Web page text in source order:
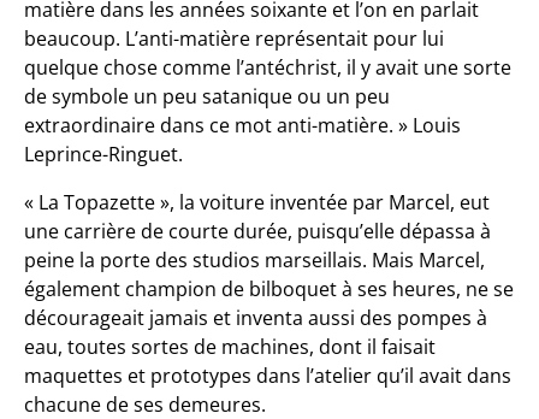
matière dans les années soixante et l’on en parlait
beaucoup. L’anti-matière représentait pour lui
quelque chose comme l’antéchrist, il y avait une sorte
de symbole un peu satanique ou un peu
extraordinaire dans ce mot anti-matière. » Louis
Leprince-Ringuet.
« La Topazette », la voiture inventée par Marcel, eut
une carrière de courte durée, puisqu’elle dépassa à
peine la porte des studios marseillais. Mais Marcel,
également champion de bilboquet à ses heures, ne se
décourageait jamais et inventa aussi des pompes à
eau, toutes sortes de machines, dont il faisait
maquettes et prototypes dans l’atelier qu’il avait dans
chacune de ses demeures.